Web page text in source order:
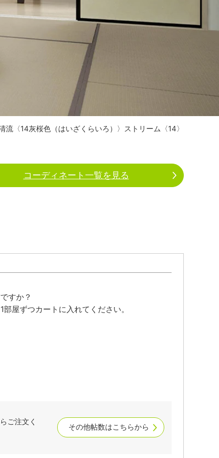
流〈14灰桜色（はいざくらいろ）〉ストリーム〈14〉
コーディネート一覧を見る
すか？
屋ずつカートに入れてください。
ご注文く
その他帖数はこちらから